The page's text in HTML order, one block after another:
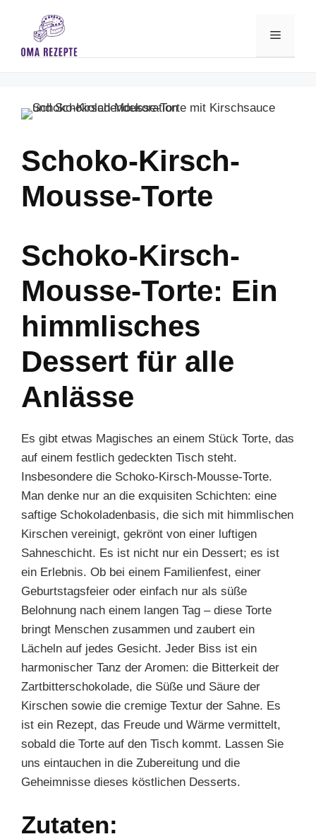
content
Menu
Schoko-Kirsch-
Mousse-Torte
Schoko-Kirsch-
Mousse-Torte: Ein
himmlisches
Dessert für alle
Anlässe
Es gibt etwas Magisches an einem Stück Torte, das
auf einem festlich gedeckten Tisch steht.
Insbesondere die Schoko-Kirsch-Mousse-Torte.
Man denke nur an die exquisiten Schichten: eine
saftige Schokoladenbasis, die sich mit himmlischen
Kirschen vereinigt, gekrönt von einer luftigen
Sahneschicht. Es ist nicht nur ein Dessert; es ist
ein Erlebnis. Ob bei einem Familienfest, einer
Geburtstagsfeier oder einfach nur als süße
Belohnung nach einem langen Tag – diese Torte
bringt Menschen zusammen und zaubert ein
Lächeln auf jedes Gesicht. Jeder Biss ist ein
harmonischer Tanz der Aromen: die Bitterkeit der
Zartbitterschokolade, die Süße und Säure der
Kirschen sowie die cremige Textur der Sahne. Es
ist ein Rezept, das Freude und Wärme vermittelt,
sobald die Torte auf den Tisch kommt. Lassen Sie
uns eintauchen in die Zubereitung und die
Geheimnisse dieses köstlichen Desserts.
Zutaten: